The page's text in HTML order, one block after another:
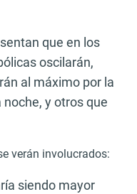
que en los
oscilarán,
al máximo por la
y otros que
verán involucrados:
siendo mayor